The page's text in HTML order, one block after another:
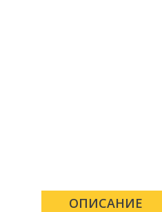
ОПИСАНИЕ